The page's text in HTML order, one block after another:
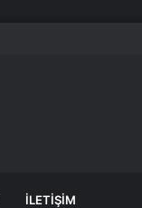
İLETIŞIM